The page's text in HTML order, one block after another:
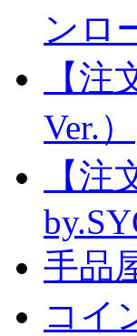
ンロ
【
Ver.）
【
手品
コイ